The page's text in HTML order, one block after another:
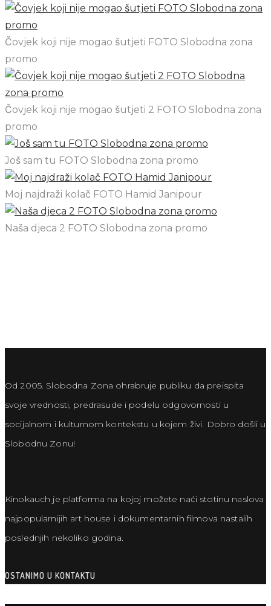
Čovjek koji nije mogao šutjeti FOTO Slobodna zona
promo
Čovjek koji nije mogao šutjeti 2 FOTO Slobodna zona
promo
Još sam tu FOTO Slobodna zona promo
Moj najdraži kolač FOTO Hamid Janipour
Naša djeca 2 FOTO Slobodna zona promo
Od 2005. Slobodna Zona ohrabruje publiku da preispita
svoje vrednosti, predrasude i podelu odgovornosti u
socijalnom i kulturnom kontekstu u kojem živi. Dobro došli u
Slobodnu Zonu!
Kinokauch je platforma na kojoj možete naći stotinu naslova
najpopularnijih art house i dokumentarnih filmova nastalih
poslednjih nekoliko godina.
OSTANIMO U KONTAKTU